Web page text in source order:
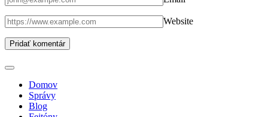
Website
Domov
Správy
Blog